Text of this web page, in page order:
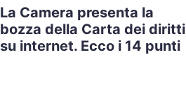
La Camera presenta la
bozza della Carta dei diritti
su internet. Ecco i 14 punti